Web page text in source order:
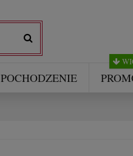
POCHODZENIE